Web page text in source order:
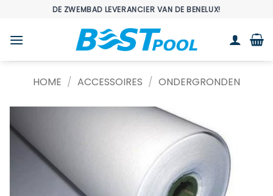
inhoud
DE ZWEMBAD LEVERANCIER VAN DE BENELUX!
HOME / ACCESSOIRES / ONDERGRONDEN